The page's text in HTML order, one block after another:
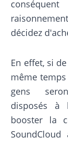
décidez
En effet, si
même
gens
disposés à
booster la